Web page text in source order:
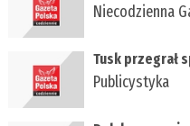
Niecodzienna
Tusk przegrał
Publicystyka